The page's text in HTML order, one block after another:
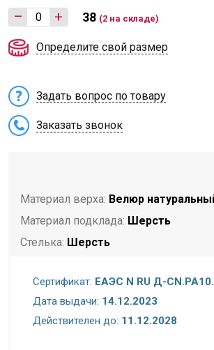
– + 38 (2 на складе)
Определите свой размер
Задать вопрос по товару
Заказать звонок
Материал верха: Велюр
Материал подклада: Шерсть
Стелька: Шерсть
Полнота:Стандартная стопа
Размерность:Размер в размер
Торговая марка: Madella
Сертификат: ЕАЭС N RU Д-
Дата выдачи: 14.12.2023
Действителен до: 11.12.2028